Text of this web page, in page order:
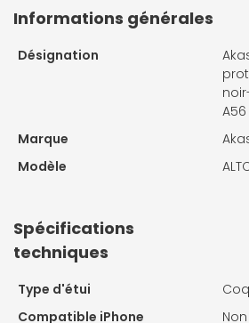
Informations générales
Désignation
Marque
Modèle
Spécifications
techniques
Type d'étui
Compatible iPhone
Non